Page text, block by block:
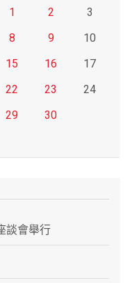
1
2
3
8 9
10
15 16
17
22 23
24
29
30
談會舉行